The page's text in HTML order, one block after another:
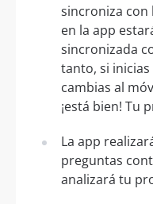
sincroniza con
en la app
sincronizada
tanto, si inicias
cambias al
¡está bien! Tu
La app
preguntas
analizará tu